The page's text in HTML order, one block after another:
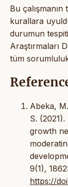
Bu
kurallara
durumun
Araştırmaları
tüm sorumluluk
Abeka,
S.
growth
9(1),
https://